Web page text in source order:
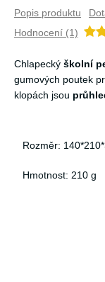
Popis produktu
Hodnocení (1)
Chlapecký školní
gumových poutek
klopách jsou
Rozměr:
Hmotnost: 210 g